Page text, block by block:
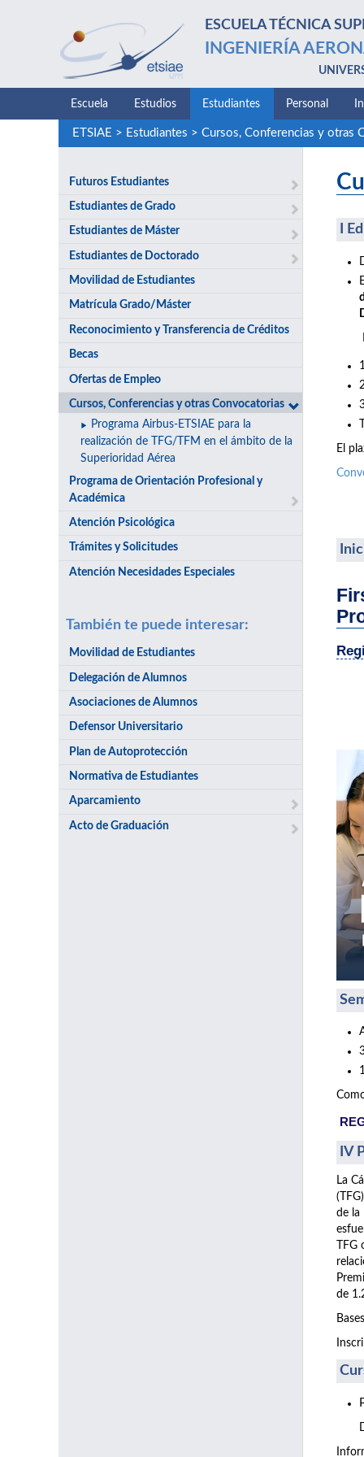
ESCUELA TÉCNICA
INGENIERÍA
Escuela Estudios Estudiantes Personal
ETSIAE > Estudiantes > Cursos, Conferencias y otras
Futuros Estudiantes
Estudiantes de Grado
Estudiantes de Máster
Estudiantes de Doctorado
Movilidad de Estudiantes
Matrícula Grado/Máster
Reconocimiento y Transferencia de Créditos
Becas
Ofertas de Empleo
Cursos, Conferencias y otras Convocatorias
Programa Airbus-ETSIAE para la
realización de TFG/TFM en el ámbito de la
Superioridad Aérea
Programa de Orientación Profesional y
Académica
Atención Psicológica
Trámites y Solicitudes
Atención Necesidades Especiales
También te puede interesar:
Movilidad de Estudiantes
Delegación de Alumnos
Asociaciones de Alumnos
Defensor Universitario
Plan de Autoprotección
Normativa de Estudiantes
Aparcamiento
Acto de Graduación
I
El
IV
La
de la
de